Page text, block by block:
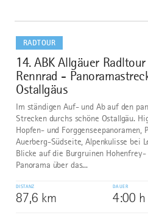
RADTOUR
10
14. ABK Allgäuer
Rennrad -
Ostallgäus
Im ständigen Auf- und Ab auf den
Strecken durchs schöne Ostallgäu.
Hopfen- und Forggenseepanoramen,
Auerberg-Südseite, Alpenkulisse bei
Blicke auf die Burgruinen Hohenfrey-
Panorama über das...
DISTANZ
87,6 km
DAUER
4:00 h
dazu